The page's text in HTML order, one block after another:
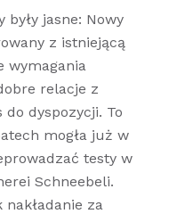
jasne: Nowy
z istniejącą
wymagania
relacje z
do dyspozycji. To
mogła już w
testy w
Schneebeli.
nakładanie za